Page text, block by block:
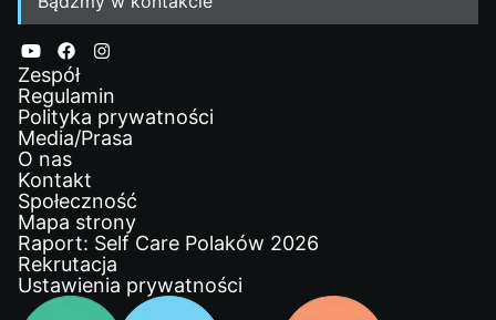
Zespół
Regulamin
Polityka prywatności
Media/Prasa
O nas
Kontakt
Społeczność
Mapa strony
Raport: Self Care Polaków 2026
Rekrutacja
Ustawienia prywatności